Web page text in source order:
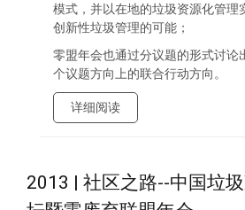
模式，并以在地的垃圾资源化管理
创新性垃圾管理的可能；
零盟年会也通过分议题的形式讨论
个议题方向上的联合行动方向。
详细阅读
2013 | 社区之路--中国垃